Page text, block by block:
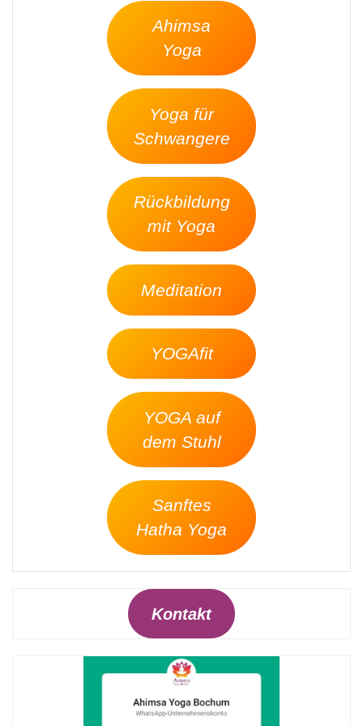
Ahimsa
Yoga
Yoga für
Schwangere
Rückbildung
mit Yoga
Meditation
YOGAfit
YOGA auf
dem Stuhl
Sanftes
Hatha Yoga
Kontakt